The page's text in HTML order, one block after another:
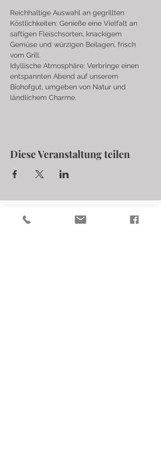
Reichhaltige Auswahl an gegrillten
Köstlichkeiten: Genieße eine Vielfalt an
saftigen Fleischsorten, knackigem
Gemüse und würzigen Beilagen, frisch
vom Grill.
Idyllische Atmosphäre: Verbringe einen
entspannten Abend auf unserem
Biohofgut, umgeben von Natur und
ländlichem Charme.
Diese Veranstaltung teilen
Laschalt Biohofgut